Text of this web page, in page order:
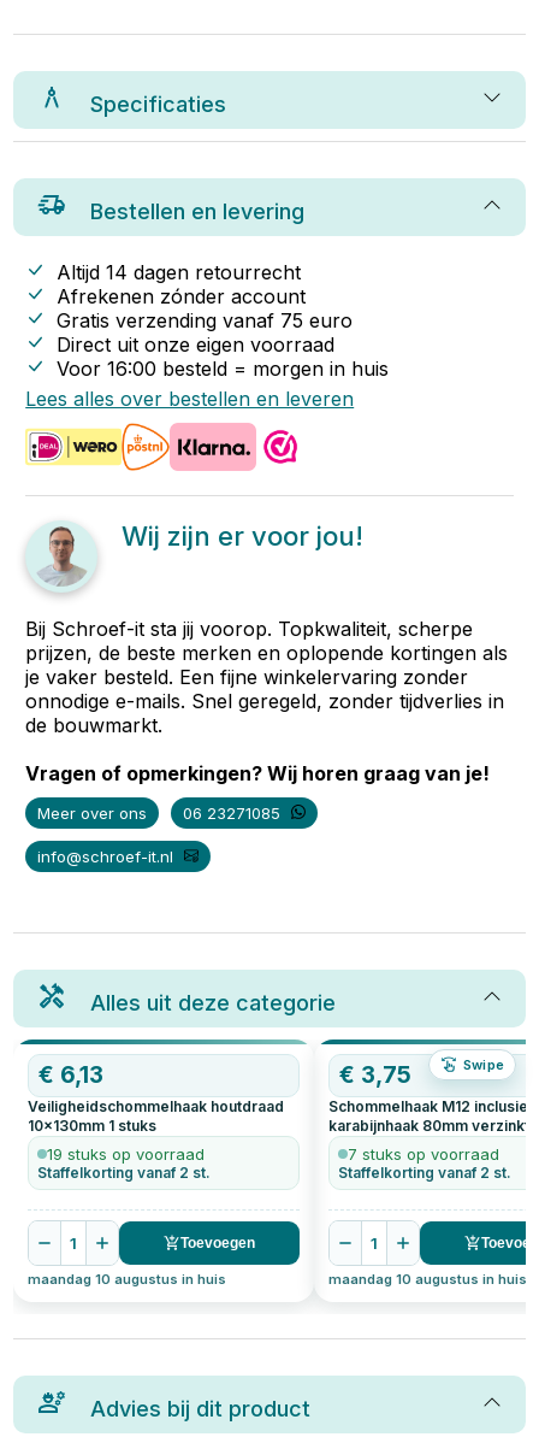
Specificaties
Bestellen en levering
Altijd 14 dagen retourrecht
Afrekenen zónder account
Gratis verzending vanaf 75 euro
Direct uit onze eigen voorraad
Voor 16:00 besteld = morgen in huis
Lees alles over bestellen en leveren
Wij zijn er voor jou!
Bij Schroef-it sta jij voorop. Topkwaliteit, scherpe
prijzen, de beste merken en oplopende kortingen als
je vaker besteld. Een fijne winkelervaring zonder
onnodige e-mails. Snel geregeld, zonder tijdverlies in
de bouwmarkt.
Vragen of opmerkingen? Wij horen graag van je!
Meer over ons 06 23271085
info@schroef-it.nl
Alles uit deze categorie
Swipe
€ 6,13
Veiligheidschommelhaak houtdraad
10x130mm 1 stuks
19 stuks op voorraad
Staffelkorting vanaf 2 st.
1 Toevoegen
maandag 10 augustus in huis
€ 3,75
Schommelhaak M12 inclusief
karabijnhaak 80mm verzinkt
7 stuks op voorraad
Staffelkorting vanaf 2 st.
1
maandag 10 augustus in huis
Advies bij dit product